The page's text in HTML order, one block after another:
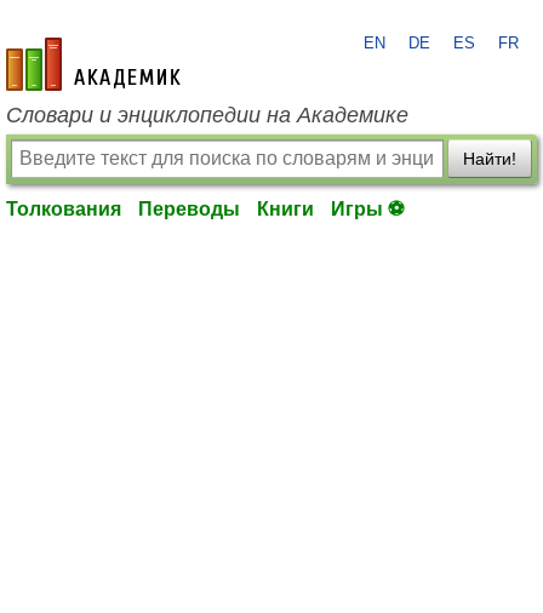
academic.ru
EN DE ES FR
Словари и энциклопедии на Академике
Найти!
Толкования Переводы Книги Игры ⚽